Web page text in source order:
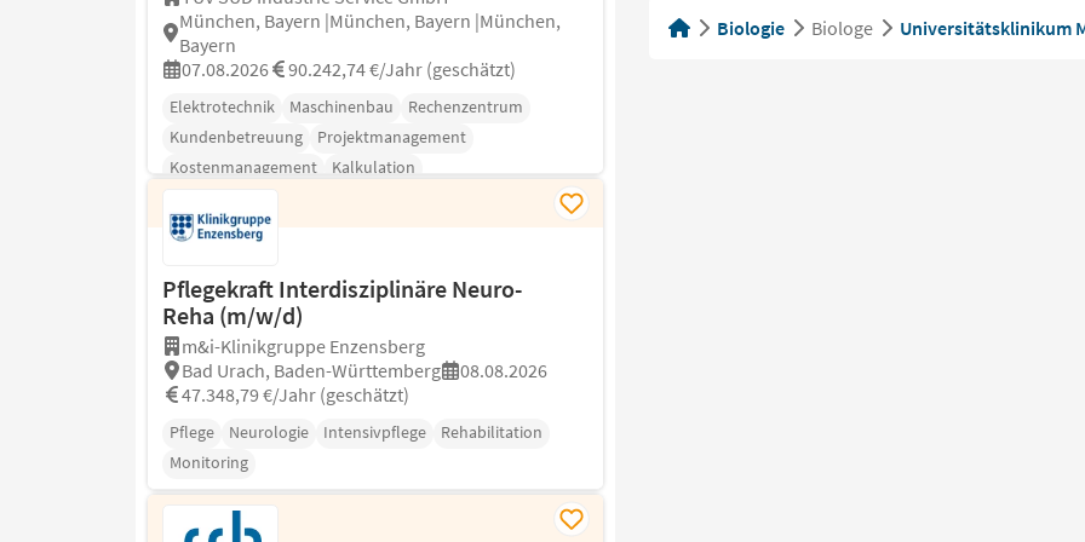
München, Bayern |München, Bayern |München,
Bayern
07.08.2026
90.242,74 €/Jahr (geschätzt)
Elektrotechnik Maschinenbau
Rechenzentrum
Kundenbetreuung
Projektmanagement
Kostenmanagement
Kalkulation
Pflegekraft Interdisziplinäre Neuro-
Reha (m/w/d)
m&i-Klinikgruppe Enzensberg
Bad Urach, Baden-Württemberg
08.08.2026
47.348,79 €/Jahr (geschätzt)
Pflege Neurologie Intensivpflege
Rehabilitation
Monitoring
Biologie Biologe Universitätsklinikum